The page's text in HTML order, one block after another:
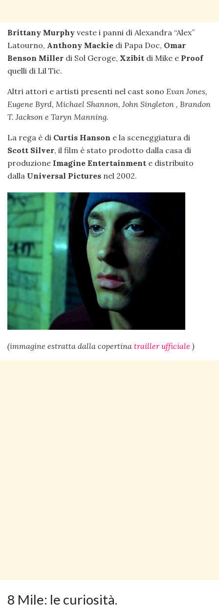
Brittany Murphy veste i panni di Alexandra “Alex”
Latourno, Anthony Mackie di Papa Doc, Omar
Benson Miller di Sol Geroge, Xzibit di Mike e Proof
quelli di Lil Tic.
Altri attori e artisti presenti nel cast sono Evan Jones,
Eugene Byrd, Michael Shannon, John Singleton , Brandon
T. Jackson e Taryn Manning.
La rega è di Curtis Hanson e la sceneggiatura di
Scott Silver, il film è stato prodotto dalla casa di
produzione Imagine Entertainment e distribuito
dalla Universal Pictures nel 2002.
(immagine estratta dalla copertina trailler ufficiale )
8 Mile: le curiosità.